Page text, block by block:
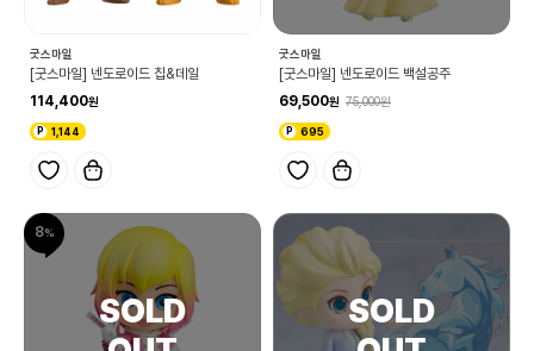
굿스마일
[굿스마일] 넨도로이드 칩&데일
114,400
1,144
굿스마일
[굿스마일] 넨도로이드 백설공주
69,500
75,000
695
8